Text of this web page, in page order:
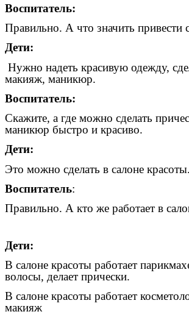
Воспитатель:
Правильно. А что значить привести
Дети:
Нужно надеть красивую одежду,
макияж, маникюр.
Воспитатель:
Скажите, а где можно сделать
маникюр быстро и красиво.
Дети:
Это можно сделать в салоне красоты.
Воспитатель:
Правильно. А кто же работает в
Дети:
В салоне красоты работает
волосы, делает прически.
В салоне красоты работает
макияж